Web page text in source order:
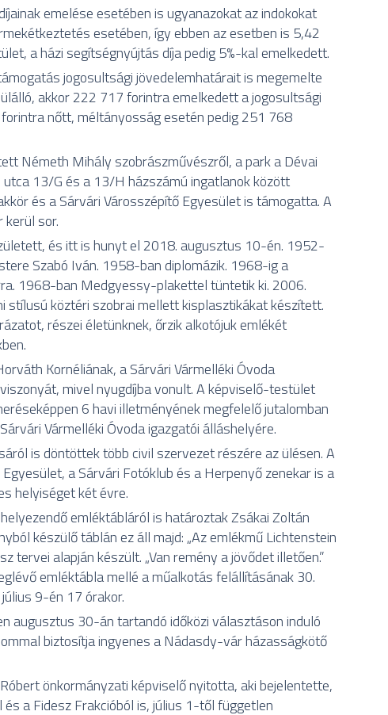
emelése esetében is ugyanazokat az indokokat
esetében, így ebben az esetben is 5,42
a házi segítségnyújtás díja pedig 5%-kal emelkedett.
jogosultsági jövedelemhatárait is megemelte
akkor 222 717 forintra emelkedett a jogosultsági
nőtt, méltányosság esetén pedig 251 768
Németh Mihály szobrászművészről, a park a Dévai
13/G és a 13/H házszámú ingatlanok között
és a Sárvári Városszépítő Egyesület is támogatta. A
sor.
és itt is hunyt el 2018. augusztus 10-én. 1952-
Szabó Iván. 1958-ban diplomázik. 1968-ig a
1968-ban Medgyessy-plakettel tüntetik ki. 2006.
stílusú köztéri szobrai mellett kisplasztikákat készített.
részei életünknek, őrzik alkotójuk emlékét
Kornéliának, a Sárvári Vármelléki Óvoda
mivel nyugdíjba vonult. A képviselő-testület
6 havi illetményének megfelelő jutalomban
Vármelléki Óvoda igazgatói álláshelyére.
is döntöttek több civil szervezet részére az ülésen. A
a Sárvári Fotóklub és a Herpenyő zenekar is a
helyiséget két évre.
emléktábláról is határoztak Zsákai Zoltán
készülő táblán ez áll majd: „Az emlékmű Lichtenstein
tervei alapján készült. „Van remény a jövődet illetően.”
emléktábla mellé a műalkotás felállításának 30.
9-én 17 órakor.
augusztus 30-án tartandó időközi választáson induló
biztosítja ingyenes a Nádasdy-vár házasságkötő
önkormányzati képviselő nyitotta, aki bejelentette,
a Fidesz Frakcióból is, július 1-től független